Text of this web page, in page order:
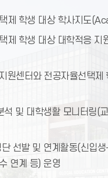
제 학생 대상 학사지도
제 학생 대상 대학적응 지
원센터와 전공자율선택제
석 및 대학생활 모니터링(
선발 및 연계활동(신입
연계 등) 운영